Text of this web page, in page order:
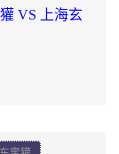
VS 上海玄